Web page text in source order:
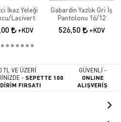
İkaz Yeleği
Lacivert
+KDV
Gabardin Yazlık Gri İş
Pantolonu 16/12
526,50 +KDV
TL VE ÜZERİ
-SEPETTE 100
FIRSATI
GÜVENLİ -
ONLINE
ALIŞVERİŞ